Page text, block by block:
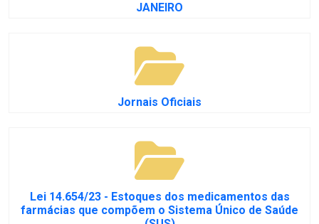
JANEIRO
Jornais Oficiais
Lei 14.654/23 - Estoques dos medicamentos das
farmácias que compõem o Sistema Único de Saúde